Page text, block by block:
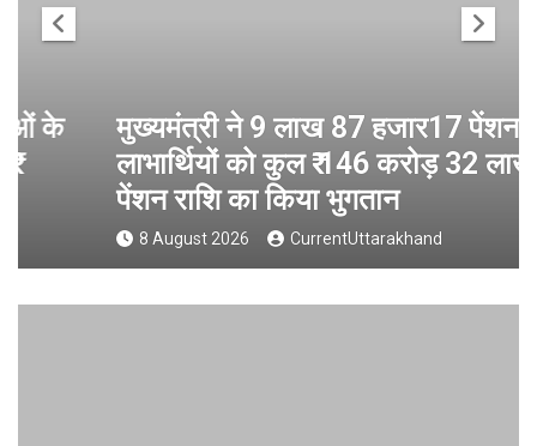
मुख्यमंत्री ने 9 लाख 87 हजार17 पेंशन
लाभार्थियों को कुल ₹ 146 करोड़ 32 लाख की
पेंशन राशि का किया भुगतान
8 August 2026 CurrentUttarakhand